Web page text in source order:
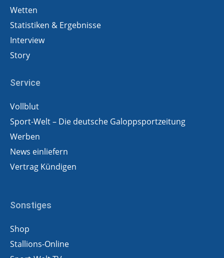
Wetten
Statistiken & Ergebnisse
Interview
Story
Service
Vollblut
Sport-Welt – Die deutsche Galoppsportzeitung
Werben
News einliefern
Vertrag Kündigen
Sonstiges
Shop
Stallions-Online